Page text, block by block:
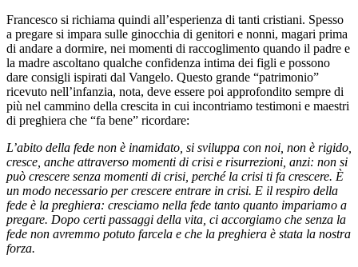
Francesco si richiama quindi all’esperienza di tanti cristiani. Spesso
a pregare si impara sulle ginocchia di genitori e nonni, magari prima
di andare a dormire, nei momenti di raccoglimento quando il padre e
la madre ascoltano qualche confidenza intima dei figli e possono
dare consigli ispirati dal Vangelo. Questo grande “patrimonio”
ricevuto nell’infanzia, nota, deve essere poi approfondito sempre di
più nel cammino della crescita in cui incontriamo testimoni e maestri
di preghiera che “fa bene” ricordare:
L’abito della fede non è inamidato, si sviluppa con noi, non è rigido,
cresce, anche attraverso momenti di crisi e risurrezioni, anzi: non si
può crescere senza momenti di crisi, perché la crisi ti fa crescere. È
un modo necessario per crescere entrare in crisi. E il respiro della
fede è la preghiera: cresciamo nella fede tanto quanto impariamo a
pregare. Dopo certi passaggi della vita, ci accorgiamo che senza la
fede non avremmo potuto farcela e che la preghiera è stata la nostra
forza.